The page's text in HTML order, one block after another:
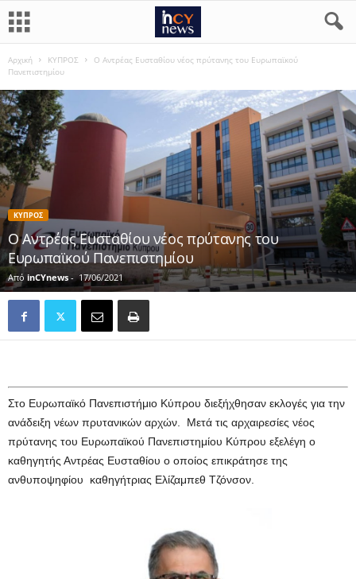
Αρχική ΚΥΠΡΟΣ
Ο Αντρέας Ευσταθίου νέος πρύτανης του Ευρωπαϊκού
Πανεπιστημίου
ΚΥΠΡΟΣ
Ο Αντρέας Ευσταθίου νέος πρύτανης του
Ευρωπαϊκού Πανεπιστημίου
Από inCYnews- 17/06/2021
Στο Ευρωπαϊκό Πανεπιστήμιο Κύπρου διεξήχθησαν εκλογές για την
ανάδειξη νέων πρυτανικών αρχών. Μετά τις αρχαιρεσίες νέος
πρύτανης του Ευρωπαϊκού Πανεπιστημίου Κύπρου εξελέγη ο
καθηγητής Αντρέας Ευσταθίου ο οποίος επικράτησε της
ανθυποψηφίου καθηγήτριας Ελίζαμπεθ Τζόνσον.